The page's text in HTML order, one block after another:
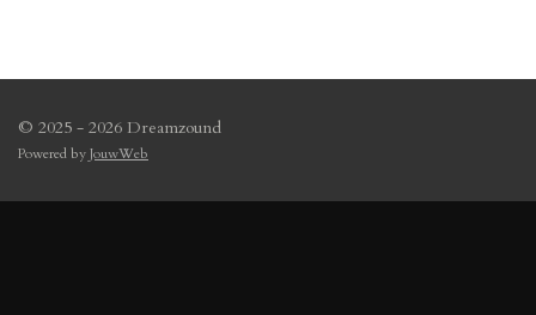
© 2025 - 2026 Dreamzound
Powered byJouwWeb